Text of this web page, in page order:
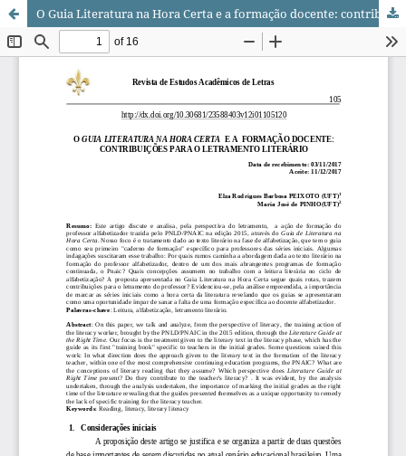
O Guia Literatura na Hora Certa e a formação docente: contribuições para o letramento literário